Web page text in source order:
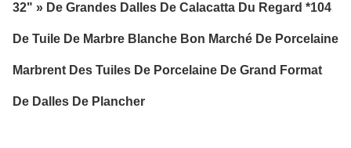
32" » De Grandes Dalles De Calacatta Du Regard *104
De Tuile De Marbre Blanche Bon Marché De Porcelaine
Marbrent Des Tuiles De Porcelaine De Grand Format
De Dalles De Plancher